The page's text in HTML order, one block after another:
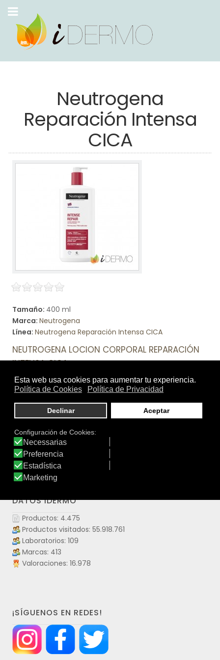
Neutrogena
Reparación Intensa
CICA
Tamaño: 400 ml
Marca: Neutrogena
Línea: Neutrogena Reparación Intensa CICA
NEUTROGENA LOCION CORPORAL REPARACIÓN
INTENSA CICA
Loción corporal con centella asiática que alivia al
instante y repara la barrera cutánea desde el primer
uso*Hidratación 72 horas. Fórmula de alta tolerancia,
apta para pieles sensibles. *Self assessment, 55
Ver producto
DATOS IDERMO
Productos: 4.475
Productos visitados: 55.918.761
Laboratorios: 109
Marcas: 413
Valoraciones: 16.978
¡SÍGUENOS EN REDES!